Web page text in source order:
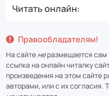
Читать онлайн
Правообладателям!
На сайте неразмещается сам
ссылка на онлайн читалку
произведения на этом сайте
авторами, или с их согласия.